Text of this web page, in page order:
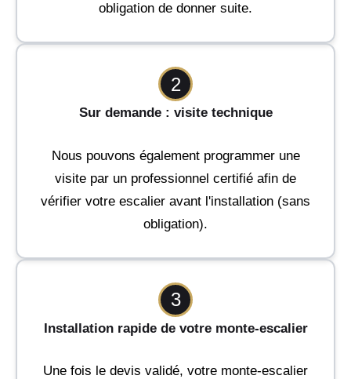
obligation de donner suite.
2
Sur demande : visite technique
Nous pouvons également programmer une
visite par un professionnel certifié afin de
vérifier votre escalier avant l'installation (sans
obligation).
3
Installation rapide de votre monte-escalier
Une fois le devis validé, votre monte-escalier